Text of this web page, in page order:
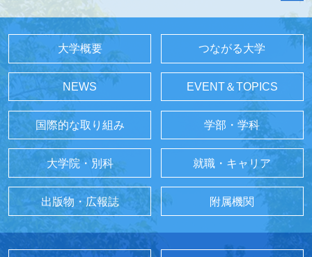
大学概要 つながる大学
NEWS EVENT＆TOPICS
国際的な取り組み 学部・学科
大学院・別科 就職・キャリア
出版物・広報誌 附属機関